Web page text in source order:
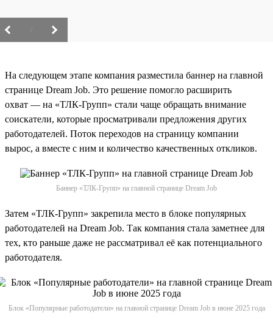
На следующем этапе компания разместила баннер на главной
странице Dream Job. Это решение помогло расширить
охват — на «ТЛК-Групп» стали чаще обращать внимание
соискатели, которые просматривали предложения других
работодателей. Поток переходов на страницу компании
вырос, а вместе с ним и количество качественных откликов.
Баннер «ТЛК-Групп» на главной странице Dream Job
Затем «ТЛК-Групп» закрепила место в блоке популярных
работодателей на Dream Job. Так компания стала заметнее для
тех, кто раньше даже не рассматривал её как потенциального
работодателя.
Блок «Популярные работодатели» на главной странице Dream Job в июне 2025 года